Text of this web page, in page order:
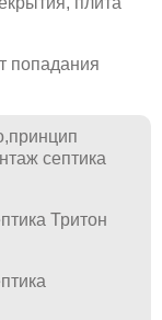
попадания
септика
Тритон